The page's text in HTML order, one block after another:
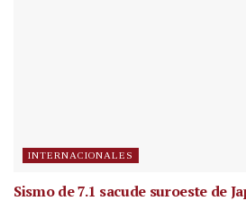
INTERNACIONALES
Sismo de 7.1 sacude suroeste de